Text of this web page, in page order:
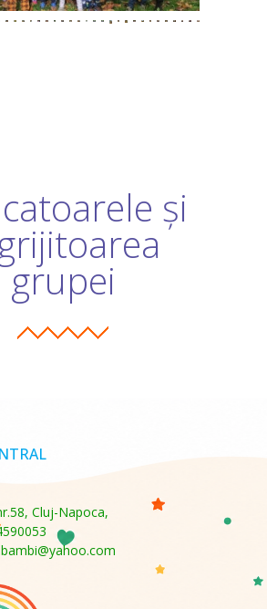
și
grupei
Cluj-Napoca,